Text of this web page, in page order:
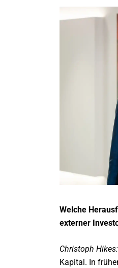
Welche
externer
Christoph Hikes:
Kapital. In